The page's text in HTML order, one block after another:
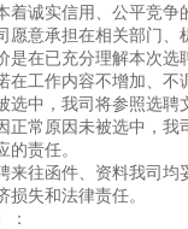
着诚实信用、公平竞
愿意承担在相关部门
是在已充分理解本次
在工作内容不增加、不
选中，我司将参照选
正常原因未被选中，
的责任。
来往函件、资料我司
损失和法律责任。
公章）